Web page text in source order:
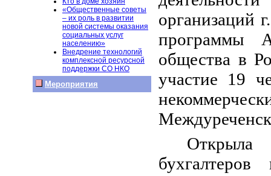
«Общественные советы
– их роль в развитии
новой системы оказания
социальных услуг
населению»
Внедрение технологий
комплексной ресурсной
поддержки СО НКО
Мероприятия
организаций
программы
общества в
участие 19